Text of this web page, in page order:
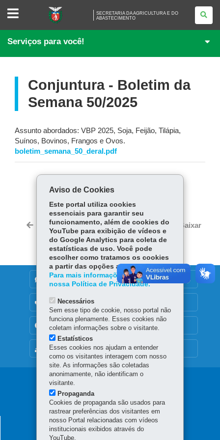
SECRETARIA
AGRICULTURA
E
DO
ABASTECIMENTO
SECRETARIA DA AGRICULTURA E DO
ABASTECIMENTO
Serviços para você!
Conjuntura - Boletim da
Semana 50/2025
Assunto abordados: VBP 2025, Soja, Feijão, Tilápia,
Suínos, Bovinos, Frangos e Ovos.
boletim_semana_50_deral.pdf
ce
bo
ok
Tw
itt
er
ts
Ap
p
Voltar Início Imprimir Baixar
MAPA DO SITE
DENUNCIE CORRUPÇÃO
OUVIDORIA
TRANSPARÊNCIA INSTITUCIONAL
Navegação
principal
SECRETARIA DA AGRICULTURA E DO
ABASTECIMENTO
Aviso de Cookies
Este portal utiliza cookies
essenciais para garantir seu
funcionamento, além de cookies do
YouTube para exibição de vídeos e
do Google Analytics para coleta de
estatísticas de uso. Você pode
escolher como tratamos os cookies
a partir das opções abaixo.
Para mais informações, acesse
nossa Política de Privacidade.
Necessários
Sem esse tipo de cookie, nosso portal não
funciona plenamente. Esses cookies não
coletam informações sobre o visitante.
Estatísticos
Esses cookies nos ajudam a entender
como os visitantes interagem com nosso
site. As informações são coletadas
anonimamente, não identificam o
visitante.
Propaganda
Cookies de propaganda são usados para
rastrear preferências dos visitantes em
nosso Portal relacionadas com vídeos
institucionais exibidos através do
YouTube.